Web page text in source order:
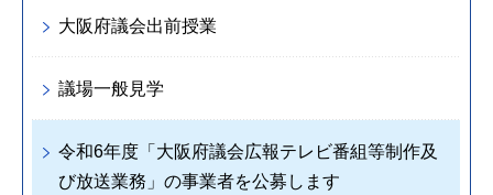
大阪府議会出前授業
議場一般見学
令和6年度「大阪府議会広報テレビ番組等制作及
び放送業務」の事業者を公募します